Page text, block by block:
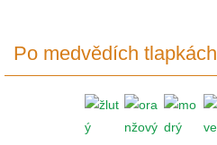
Po medvědích tlapkách